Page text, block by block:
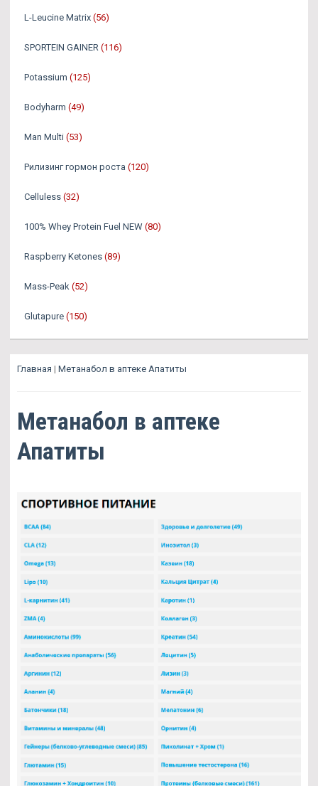
L-Leucine Matrix (56)
SPORTEIN GAINER (116)
Potassium (125)
Bodyharm (49)
Man Multi (53)
Рилизинг гормон роста (120)
Celluless (32)
100% Whey Protein Fuel NEW (80)
Raspberry Ketones (89)
Mass-Peak (52)
Glutapure (150)
Главная | Метанабол в аптеке Апатиты
Метанабол в аптеке
Апатиты